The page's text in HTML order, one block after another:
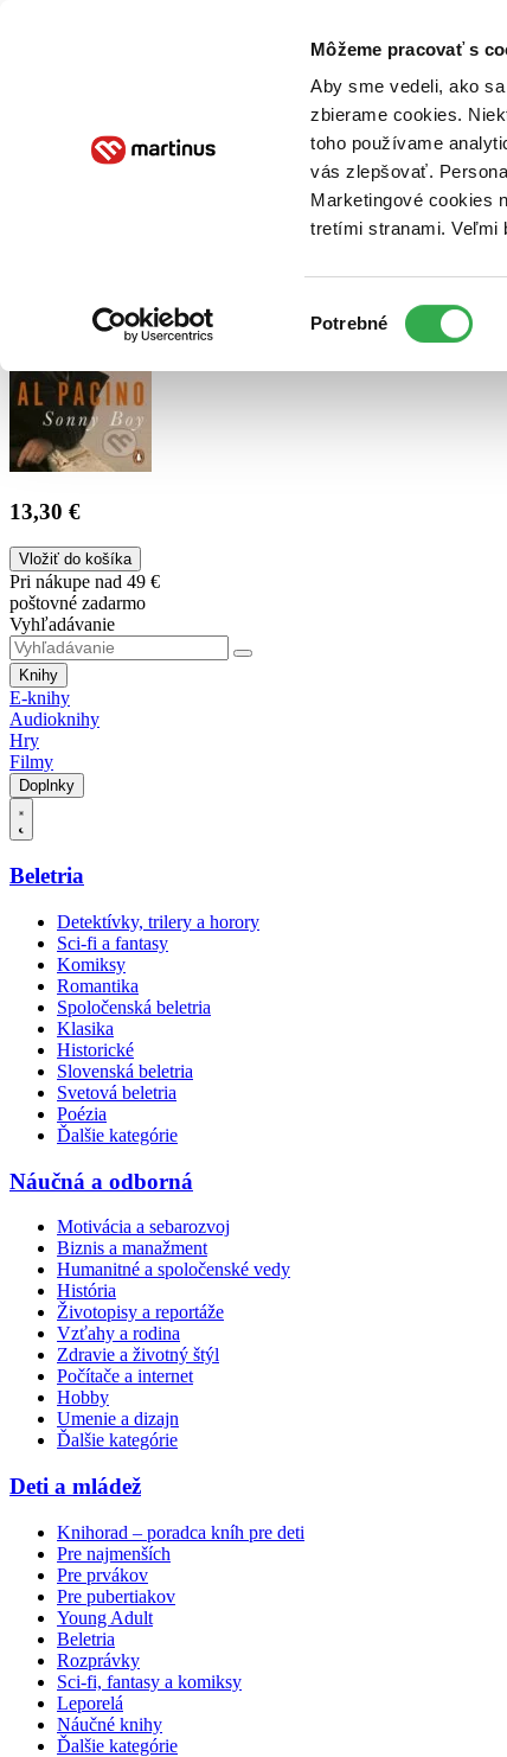
Môžeme pracovať s
Aby sme vedeli, ako
zbierame cookies.
toho používame
vás zlepšovať.
Marketingové cookies
tretími stranami. Veľmi
súhlasu
Potrebné
Poukážky Kontakt
13,30 €
Vložiť do košíka
Pri nákupe nad 49 €
poštovné zadarmo
Vyhľadávanie
Knihy
E-knihy
Audioknihy
Hry
Filmy
Doplnky
Beletria
Detektívky, trilery a horory
Sci-fi a fantasy
Komiksy
Romantika
Spoločenská beletria
Klasika
Historické
Slovenská beletria
Svetová beletria
Poézia
Ďalšie kategórie
Náučná a odborná
Motivácia a sebarozvoj
Biznis a manažment
Humanitné a spoločenské vedy
História
Životopisy a reportáže
Vzťahy a rodina
Zdravie a životný štýl
Počítače a internet
Hobby
Umenie a dizajn
Ďalšie kategórie
Deti a mládež
Knihorad – poradca kníh pre deti
Pre najmenších
Pre prvákov
Pre pubertiakov
Young Adult
Beletria
Rozprávky
Sci-fi, fantasy a komiksy
Leporelá
Náučné knihy
Ďalšie kategórie